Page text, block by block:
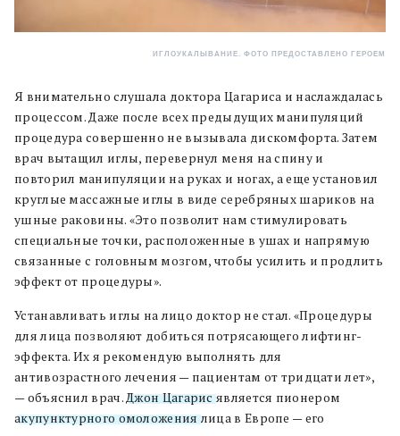
ИГЛОУКАЛЫВАНИЕ. ФОТО ПРЕДОСТАВЛЕНО ГЕРОЕМ
Я внимательно слушала доктора Цагариса и наслаждалась
процессом. Даже после всех предыдущих манипуляций
процедура совершенно не вызывала дискомфорта. Затем
врач вытащил иглы, перевернул меня на спину и
повторил манипуляции на руках и ногах, а еще установил
круглые массажные иглы в виде серебряных шариков на
ушные раковины. «Это позволит нам стимулировать
специальные точки, расположенные в ушах и напрямую
связанные с головным мозгом, чтобы усилить и продлить
эффект от процедуры».
Устанавливать иглы на лицо доктор не стал. «Процедуры
для лица позволяют добиться потрясающего лифтинг-
эффекта. Их я рекомендую выполнять для
антивозрастного лечения — пациентам от тридцати лет»,
— объяснил врач. Джон Цагарисявляется пионером
акупунктурного омоложениялица в Европе — его